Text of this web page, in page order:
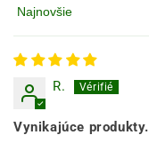
Zoradiť podľa
R.
Vynikajúce produkty.